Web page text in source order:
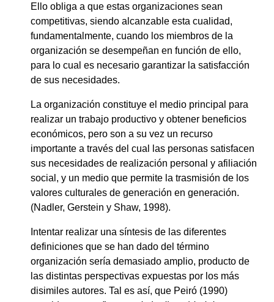
Ello obliga a que estas organizaciones sean
competitivas, siendo alcanzable esta cualidad,
fundamentalmente, cuando los miembros de la
organización se desempeñan en función de ello,
para lo cual es necesario garantizar la satisfacción
de sus necesidades.
La organización constituye el medio principal para
realizar un trabajo productivo y obtener beneficios
económicos, pero son a su vez un recurso
importante a través del cual las personas satisfacen
sus necesidades de realización personal y afiliación
social, y un medio que permite la trasmisión de los
valores culturales de generación en generación.
(Nadler, Gerstein y Shaw, 1998).
Intentar realizar una síntesis de las diferentes
definiciones que se han dado del término
organización sería demasiado amplio, producto de
las distintas perspectivas expuestas por los más
disimiles autores. Tal es así, que Peiró (1990)